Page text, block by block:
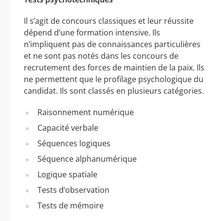
Il s’agit de concours classiques et leur réussite
dépend d’une formation intensive. Ils
n’impliquent pas de connaissances particulières
et ne sont pas notés dans les concours de
recrutement des forces de maintien de la paix. Ils
ne permettent que le profilage psychologique du
candidat. Ils sont classés en plusieurs catégories.
Raisonnement numérique
Capacité verbale
Séquences logiques
Séquence alphanumérique
Logique spatiale
Tests d’observation
Tests de mémoire